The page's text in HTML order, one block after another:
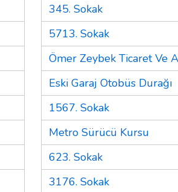
345. Sokak
5713. Sokak
Ömer Zeybek Ticaret Ve
Eski Garaj Otobüs Durağı
1567. Sokak
Metro Sürücü Kursu
623. Sokak
3176. Sokak